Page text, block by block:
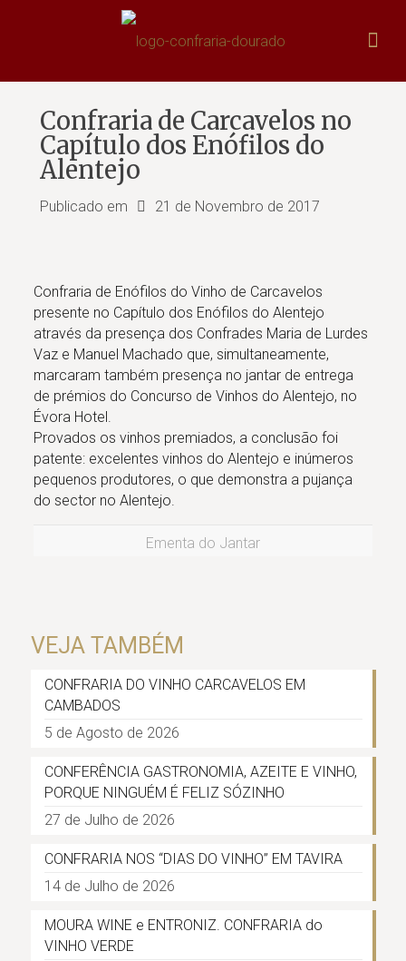
Confraria de Carcavelos no
Capítulo dos Enófilos do
Alentejo
Publicado em 21 de Novembro de 2017
Confraria de Enófilos do Vinho de Carcavelos
presente no Capítulo dos Enófilos do Alentejo
através da presença dos Confrades Maria de Lurdes
Vaz e Manuel Machado que, simultaneamente,
marcaram também presença no jantar de entrega
de prémios do Concurso de Vinhos do Alentejo, no
Évora Hotel.
Provados os vinhos premiados, a conclusão foi
patente: excelentes vinhos do Alentejo e inúmeros
pequenos produtores, o que demonstra a pujança
do sector no Alentejo.
Ementa do Jantar
VEJA TAMBÉM
CONFRARIA DO VINHO CARCAVELOS EM
CAMBADOS
5 de Agosto de 2026
CONFERÊNCIA GASTRONOMIA, AZEITE E VINHO,
PORQUE NINGUÉM É FELIZ SÓZINHO
27 de Julho de 2026
CONFRARIA NOS “DIAS DO VINHO” EM TAVIRA
14 de Julho de 2026
MOURA WINE e ENTRONIZ. CONFRARIA do
VINHO VERDE